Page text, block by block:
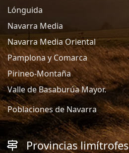
Lónguida
Navarra Media
Navarra Media Oriental
Pamplona y Comarca
Pirineo-Montaña
Valle de Basaburúa Mayor.
Poblaciones de Navarra
Provincias limítrofes